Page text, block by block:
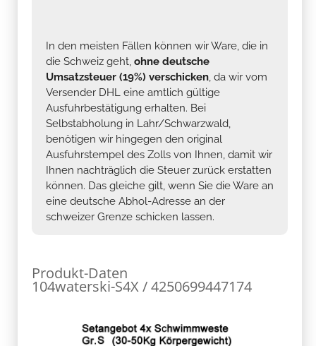
In den meisten Fällen können wir Ware, die in
die Schweiz geht, ohne deutsche
Umsatzsteuer (19%) verschicken, da wir vom
Versender DHL eine amtlich gültige
Ausfuhrbestätigung erhalten. Bei
Selbstabholung in Lahr/Schwarzwald,
benötigen wir hingegen den original
Ausfuhrstempel des Zolls von Ihnen, damit wir
Ihnen nachträglich die Steuer zurück erstatten
können. Das gleiche gilt, wenn Sie die Ware an
eine deutsche Abhol-Adresse an der
schweizer Grenze schicken lassen.
Produkt-Daten
104waterski-S4X / 4250699447174